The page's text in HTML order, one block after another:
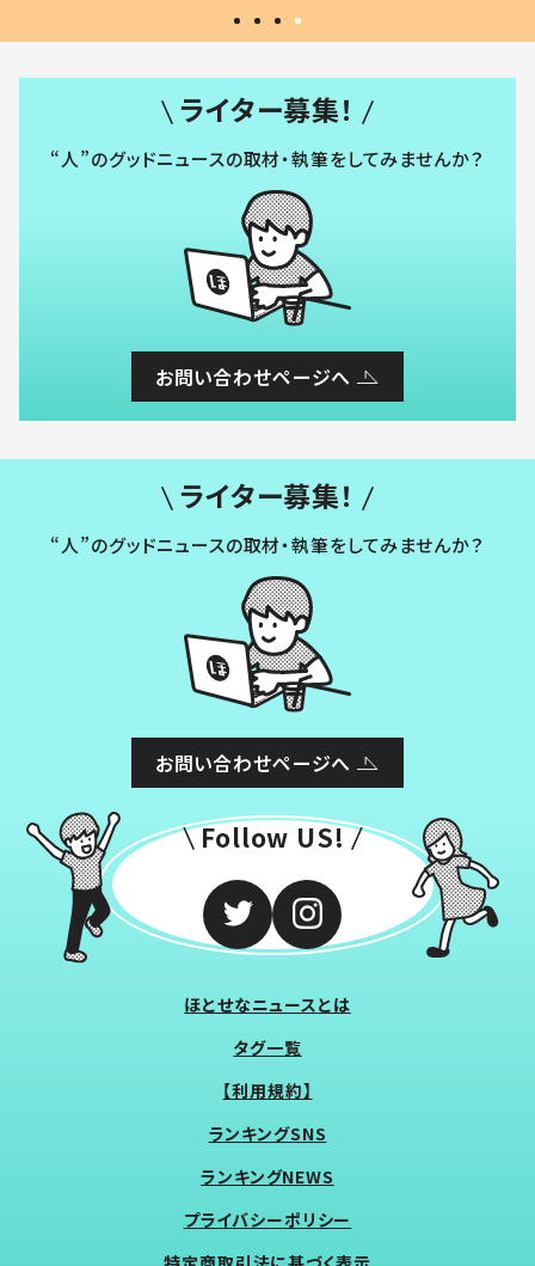
ライター募集！
“人”のグッドニュースの取材・執筆をしてみませんか？
お問い合わせページへ
ライター募集！
“人”のグッドニュースの取材・執筆をしてみませんか？
お問い合わせページへ
Follow US!
ほとせなニュースとは
タグ一覧
【利用規約】
ランキングSNS
ランキングNEWS
プライバシーポリシー